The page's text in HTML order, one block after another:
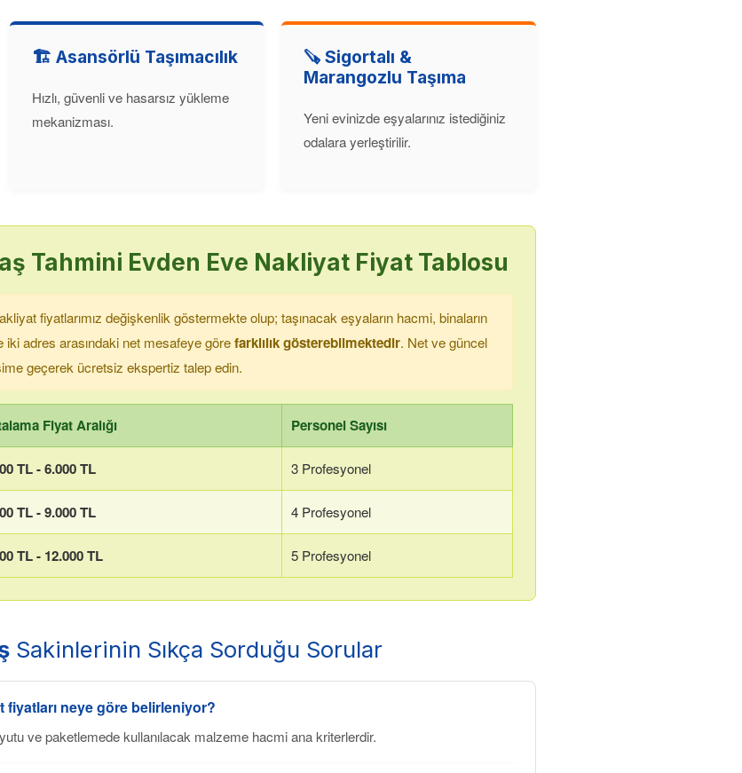
🏗️ Asansörlü Taşımacılık
Hızlı, güvenli ve hasarsız yükleme
mekanizması.
🪚 Sigortalı &
Marangozlu Taşıma
Yeni evinizde eşyalarınız istediğiniz
odalara yerleştirilir.
Tahmini Evden Eve Nakliyat Fiyat Tablosu
fiyatlarımız değişkenlik göstermekte olup; taşınacak eşyaların hacmi, binaların
iki adres arasındaki net mesafeye görefarklılık gösterebilmektedir. Net ve güncel
geçerek ücretsiz ekspertiz talep edin.
Fiyat Aralığı Personel Sayısı
TL - 6.000 TL 3 Profesyonel
TL - 9.000 TL 4 Profesyonel
TL - 12.000 TL 5 Profesyonel
Sakinlerinin Sıkça Sorduğu Sorular
fiyatları neye göre belirleniyor?
ve paketlemede kullanılacak malzeme hacmi ana kriterlerdir.